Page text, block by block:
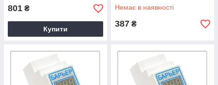
801 ₴
Купити
Немає в наявності
387 ₴